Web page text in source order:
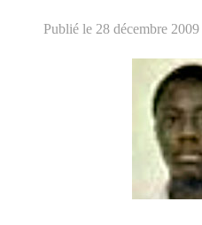
Publié le 28 décembre 2009